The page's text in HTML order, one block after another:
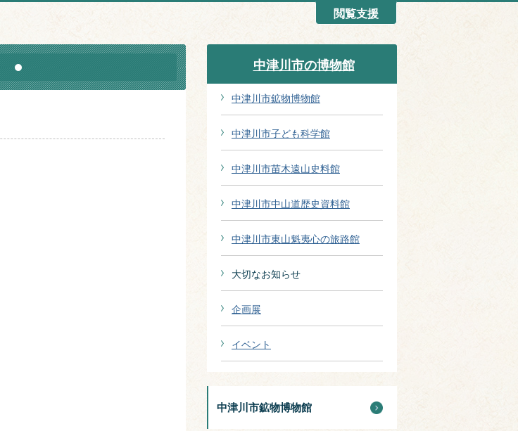
閲覧支援
中津川市の博物館
中津川市鉱物博物館
中津川市子ども科学館
中津川市苗木遠山史料館
中津川市中山道歴史資料館
中津川市東山魁夷心の旅路館
大切なお知らせ
企画展
イベント
中津川市鉱物博物館